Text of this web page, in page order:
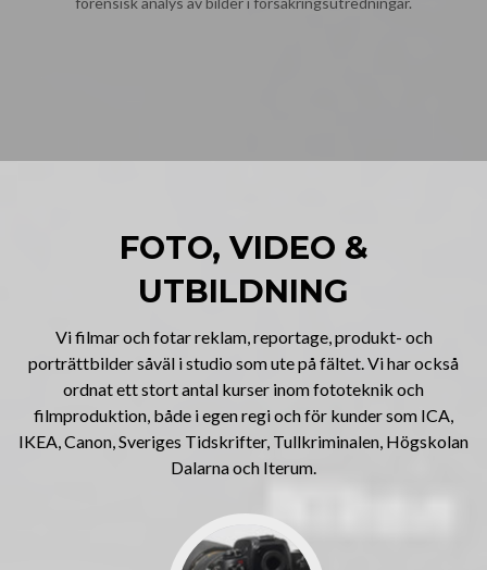
FOTO, VIDEO &
UTBILDNING
Vi filmar och fotar reklam, reportage, produkt- och
porträttbilder såväl i studio som ute på fältet. Vi har också
ordnat ett stort antal kurser inom fototeknik och
filmproduktion, både i egen regi och för kunder som ICA,
IKEA, Canon, Sveriges Tidskrifter, Tullkriminalen, Högskolan
Dalarna och Iterum.